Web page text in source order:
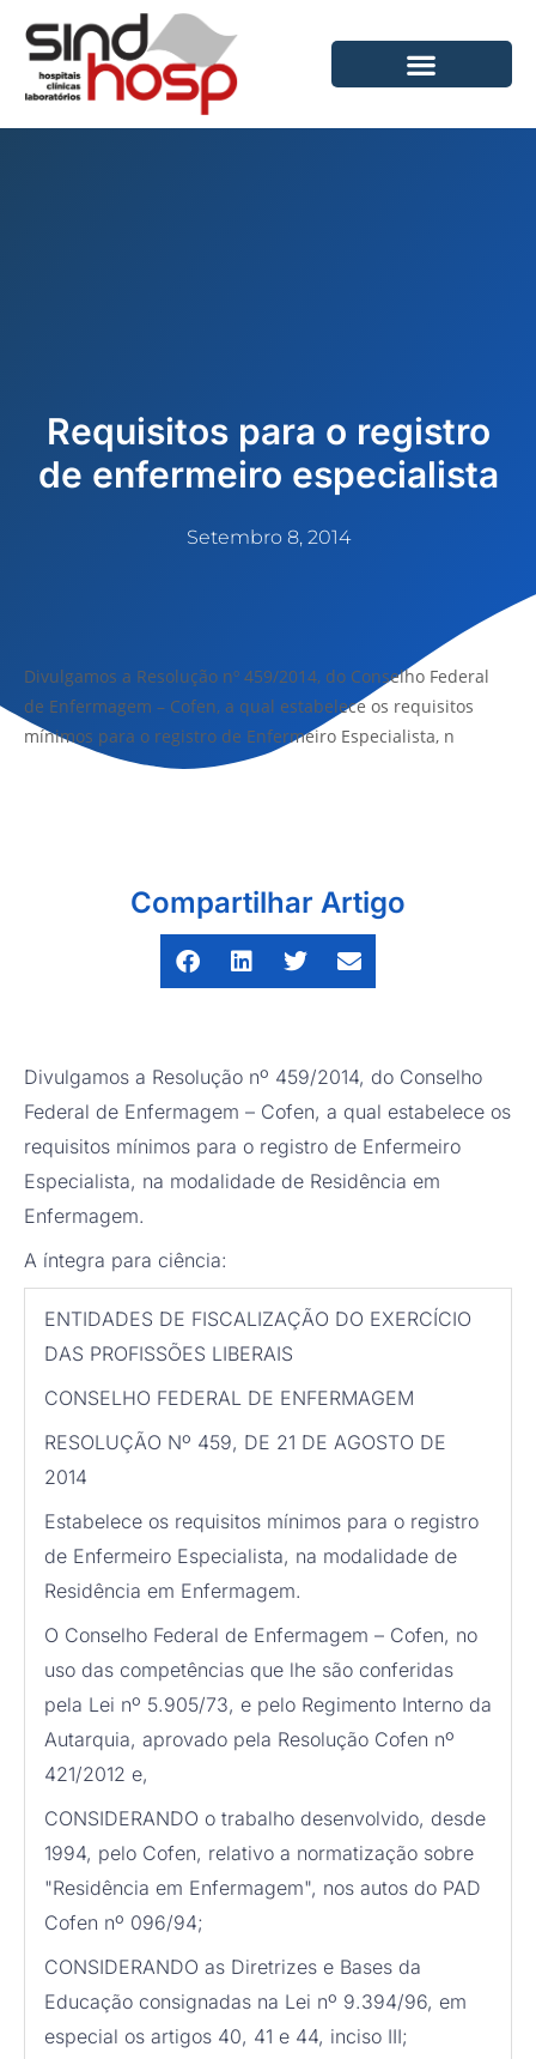
para
conteúdo
Requisitos para o registro
de enfermeiro especialista
Setembro 8, 2014
Divulgamos a Resolução nº 459/2014, do Conselho Federal
de Enfermagem – Cofen, a qual estabelece os requisitos
mínimos para o registro de Enfermeiro Especialista, n
Compartilhar Artigo
Divulgamos a Resolução nº 459/2014, do Conselho
Federal de Enfermagem – Cofen, a qual estabelece os
requisitos mínimos para o registro de Enfermeiro
Especialista, na modalidade de Residência em
Enfermagem.
A íntegra para ciência:
ENTIDADES DE FISCALIZAÇÃO DO EXERCÍCIO
DAS PROFISSÕES LIBERAIS
CONSELHO FEDERAL DE ENFERMAGEM
RESOLUÇÃO Nº 459, DE 21 DE AGOSTO DE
2014
Estabelece os requisitos mínimos para o registro
de Enfermeiro Especialista, na modalidade de
Residência em Enfermagem.
O Conselho Federal de Enfermagem – Cofen, no
uso das competências que lhe são conferidas
pela Lei nº 5.905/73, e pelo Regimento Interno da
Autarquia, aprovado pela Resolução Cofen nº
421/2012 e,
CONSIDERANDO o trabalho desenvolvido, desde
1994, pelo Cofen, relativo a normatização sobre
"Residência em Enfermagem", nos autos do PAD
Cofen nº 096/94;
CONSIDERANDO as Diretrizes e Bases da
Educação consignadas na Lei nº 9.394/96, em
especial os artigos 40, 41 e 44, inciso III;